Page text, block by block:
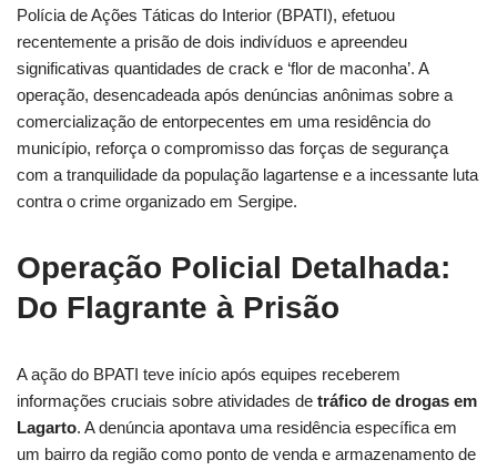
Polícia de Ações Táticas do Interior (BPATI), efetuou
recentemente a prisão de dois indivíduos e apreendeu
significativas quantidades de crack e ‘flor de maconha’. A
operação, desencadeada após denúncias anônimas sobre a
comercialização de entorpecentes em uma residência do
município, reforça o compromisso das forças de segurança
com a tranquilidade da população lagartense e a incessante luta
contra o crime organizado em Sergipe.
Operação Policial Detalhada:
Do Flagrante à Prisão
A ação do BPATI teve início após equipes receberem
informações cruciais sobre atividades de tráfico de drogas em
Lagarto. A denúncia apontava uma residência específica em
um bairro da região como ponto de venda e armazenamento de